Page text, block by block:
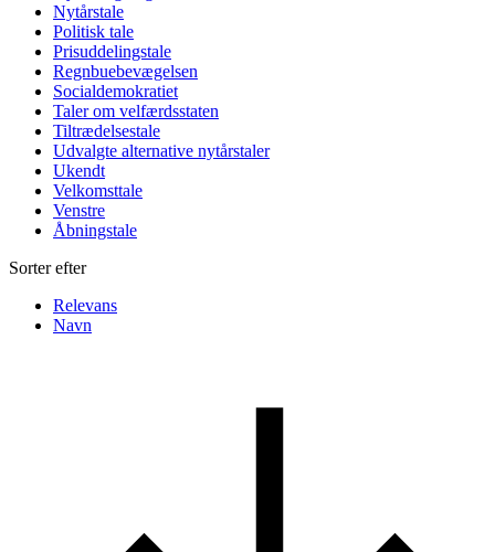
Nytårstale
Politisk tale
Prisuddelingstale
Regnbuebevægelsen
Socialdemokratiet
Taler om velfærdsstaten
Tiltrædelsestale
Udvalgte alternative nytårstaler
Ukendt
Velkomsttale
Venstre
Åbningstale
Sorter efter
Relevans
Navn